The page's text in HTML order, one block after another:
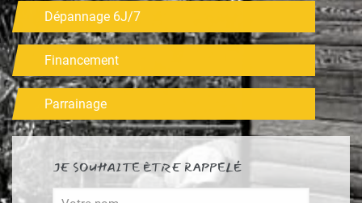
Dépannage 6J/7
Financement
Parrainage
JE SOUHAITE ÊTRE RAPPELÉ